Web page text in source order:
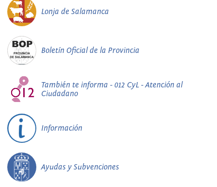
Lonja de Salamanca
Boletín Oficial de la Provincia
También te informa - 012 CyL - Atención al
Ciudadano
Información
Ayudas y Subvenciones